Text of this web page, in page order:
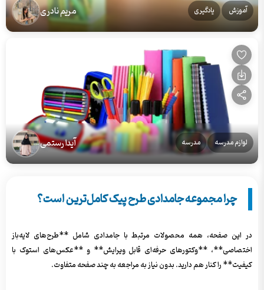
آموزش یادگیری مریم نادری
لوازم مدرسه مدرسه آیدا رستمی
چرا مجموعه جامدادی طرح پیک کامل‌ترین است؟
در این صفحه، همه محصولات مرتبط با جامدادی شامل **طرح‌های لایه‌باز
اختصاصی**، **وکتورهای حرفه‌ای قابل ویرایش** و **عکس‌های استوک با
کیفیت** را کنار هم دارید. بدون نیاز به مراجعه به چند صفحه متفاوت.